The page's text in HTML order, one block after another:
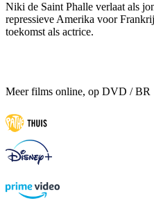
Niki de Saint Phalle verlaat als
repressieve Amerika voor
toekomst als actrice.
Meer films online, op DVD / BR